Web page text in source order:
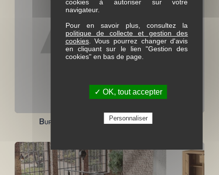
Buffet Entrée Newport 5 tiroirs + 1 porte
cookies à autoriser sur votre
navigateur.
Pour en savoir plus, consultez la
politique de collecte et gestion des
cookies. Vous pourrez changer d'avis
en cliquant sur le lien "Gestion des
cookies" en bas de page.
✓ OK, tout accepter
Personnaliser